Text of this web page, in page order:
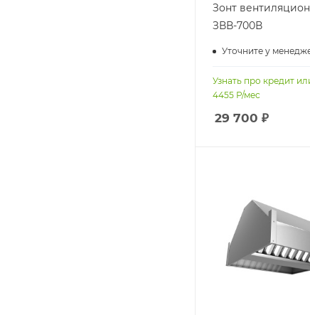
Зонт
ЗВВ-700В
Уточните у
Узнать про кредит
4455 Р/мес
29 700 ₽